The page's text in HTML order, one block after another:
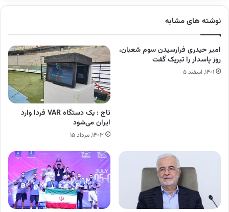
نوشته های مشابه
امیر حیدری فرارسیدن سوم شعبان،
روز پاسدار را تبریک گفت
۱۴۰۱, اسفند ۵
تاج : یک دستگاه VAR فردا وارد
ایران می‌شود
۱۴۰۳, مرداد ۱۵